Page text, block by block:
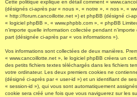
Cette politique explique en détail comment «
(désignés ci-après par « nous », « notre », « nos », «
« http://forum.cancoillotte.net ») et phpBB (désigné ci-
« logiciel phpBB », « www.phpbb.com », « phpBB
n’importe quelle information collectée pendant
part (désignée ci-après par « vos informations »).
Vos informations sont collectées de deux manières.
« www.cancoillotte.net », le logiciel phpBB créera un
des petits fichiers textes téléchargés dans les fichiers
votre ordinateur. Les deux premiers cookies ne
(désigné ci-après par « user-id ») et un identifiant de
« session-id »), qui vous sont automatiquement
cookie sera créé une fois que vous naviguerez sur les